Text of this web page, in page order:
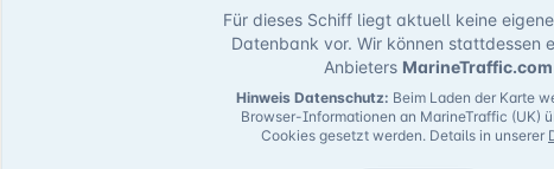
Für dieses Schiff liegt aktuell keine
Datenbank vor. Wir können stattdessen
Anbieters MarineTraffic.com
Hinweis Datenschutz: Beim Laden der Karte
Browser-Informationen an MarineTraffic (UK)
Cookies gesetzt werden. Details in unserer